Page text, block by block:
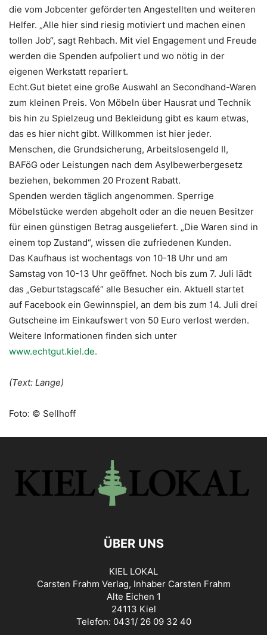
die vom Jobcenter geförderten Angestellten und weiteren
Helfer. „Alle hier sind riesig motiviert und machen einen
tollen Job“, sagt Rehbach. Mit viel Engagement und Freude
werden die Spenden aufpoliert und wo nötig in der
eigenen Werkstatt repariert.
Echt.Gut bietet eine große Auswahl an Secondhand-Waren
zum kleinen Preis. Von Möbeln über Hausrat und Technik
bis hin zu Spielzeug und Bekleidung gibt es kaum etwas,
das es hier nicht gibt. Willkommen ist hier jeder.
Menschen, die Grundsicherung, Arbeitslosengeld II,
BAFöG oder Leistungen nach dem Asylbewerbergesetz
beziehen, bekommen 20 Prozent Rabatt.
Spenden werden täglich angenommen. Sperrige
Möbelstücke werden abgeholt oder an die neuen Besitzer
für einen günstigen Betrag ausgeliefert. „Die Waren sind in
einem top Zustand“, wissen die zufriedenen Kunden.
Das Kaufhaus ist wochentags von 10-18 Uhr und am
Samstag von 10-13 Uhr geöffnet. Noch bis zum 7. Juli lädt
das „Geburtstagscafé“ alle Besucher ein. Aktuell startet
auf Facebook ein Gewinnspiel, an dem bis zum 14. Juli drei
Gutscheine im Einkaufswert von 50 Euro verlost werden.
Weitere Informationen finden sich unter
www.echtgut.kiel.de.
(Text: Lange)
Foto: © Sellhoff
ÜBER UNS
KIEL LOKAL
Carsten Frahm Verlag, Inhaber Carsten Frahm
Alte Eichen 1
24113 Kiel
Telefon: 0431/ 26 09 32 40